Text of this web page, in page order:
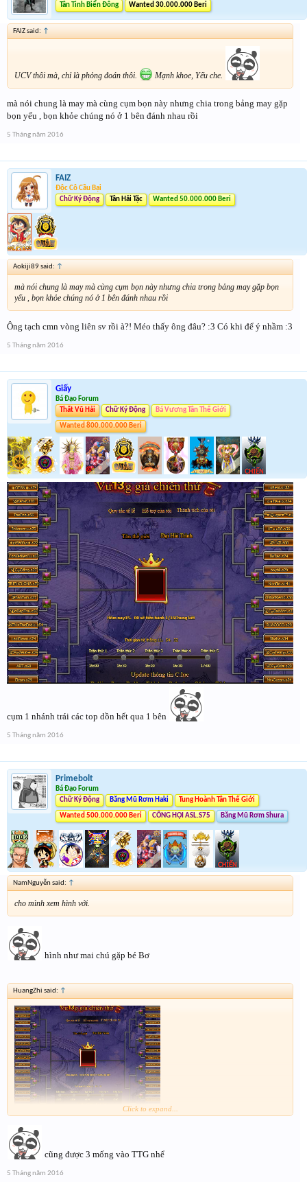
Tân Tinh Biển Đông
Wanted 30.000.000 Beri
FAIZ said: ↑
UCV thôi mà, chỉ là phỏng đoán thôi. Mạnh khoe, Yếu che.
mà nói chung là may mà cùng cụm bọn này nhưng chia trong bảng may gặp
bọn yếu , bọn khỏe chúng nó ở 1 bên đánh nhau rồi
5 Tháng năm 2016
FAIZ
Độc Cô Cầu Bại
Chữ Ký Động
Tân Hải Tặc Wanted 50.000.000 Beri
Aokiji89 said: ↑
mà nói chung là may mà cùng cụm bọn này nhưng chia trong bảng may gặp bọn
yếu , bọn khỏe chúng nó ở 1 bên đánh nhau rồi
Ông tạch cmn vòng liên sv rồi à?! Méo thấy ông đâu? :3 Có khi để ý nhầm :3
5 Tháng năm 2016
Giấy
Bá Đạo Forum
Thất Vũ Hải
Chữ Ký Động Bá Vương Tân Thế Giới
Wanted 800.000.000 Beri
cụm 1 nhánh trái các top dồn hết qua 1 bên
5 Tháng năm 2016
Primebolt
Bá Đạo Forum
Chữ Ký Động
Băng Mũ Rơm Haki Tung Hoành Tân Thế Giới
Wanted 500.000.000 Beri CÔNG HỘI ASL.S75 Băng Mũ Rơm Shura
NamNguyễn said: ↑
cho mình xem hình với.
hình như mai chú gặp bé Bơ
HuangZhi said: ↑
cụm 1 nhánh trái các top dồn hết qua 1 bên
Click to expand...
cũng được 3 mống vào TTG nhể
5 Tháng năm 2016